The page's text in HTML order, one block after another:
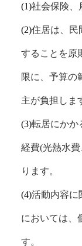
(1)社会保険、
(2)住居は、民
することを原
限に、予算の
主が負担しま
(3)転居にかか
経費(光熱水
ります。
(4)活動内容に
においては、
す。